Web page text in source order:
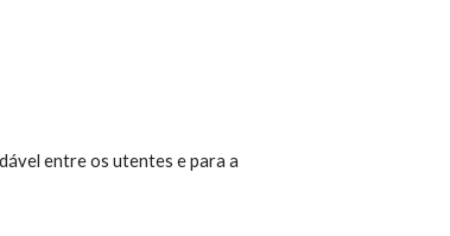
entre os utentes e para a